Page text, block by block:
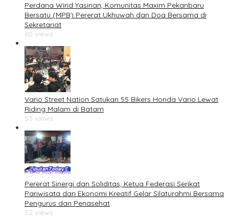
Perdana Wirid Yasinan, Komunitas Maxim Pekanbaru
Bersatu (MPB) Pererat Ukhuwah dan Doa Bersama di
Sekretariat
60 views
Vario Street Nation Satukan 55 Bikers Honda Vario Lewat
Riding Malam di Batam
53 views
Pererat Sinergi dan Soliditas, Ketua Federasi Serikat
Pariwisata dan Ekonomi Kreatif Gelar Silaturahmi Bersama
Pengurus dan Penasehat
52 views